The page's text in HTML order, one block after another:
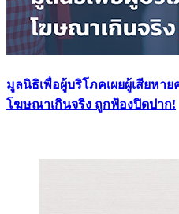
มูลนิธิเพื่อผู้บริโภคเผยผู้เสียหา
โฆษณาเกินจริง ถูกฟ้องปิดปาก!